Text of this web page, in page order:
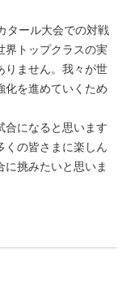
タール大会での対戦
界トップクラスの実
りません。我々が世
化を進めていくため
合になると思います
くの皆さまに楽しん
挑みたいと思いま